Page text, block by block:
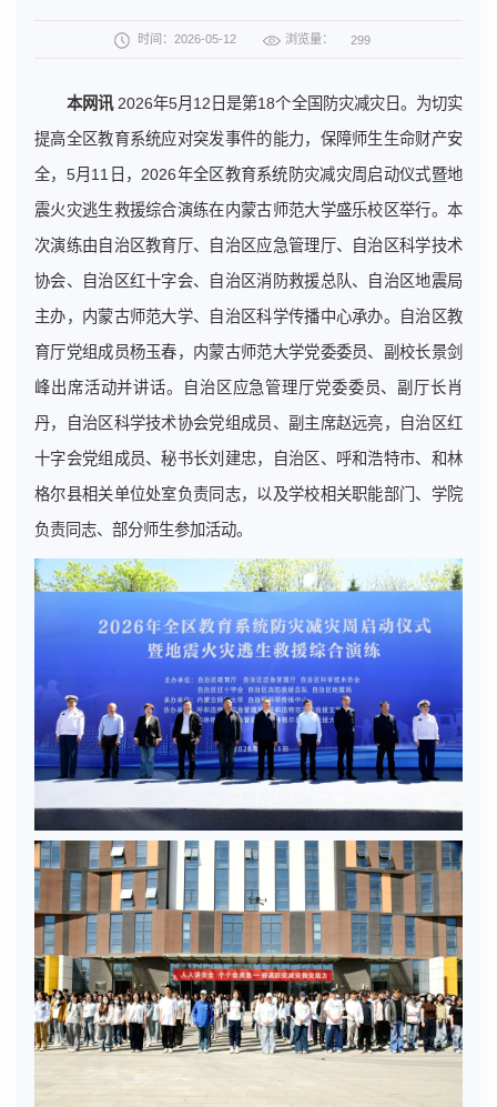
时间：2026-05-12 浏览量： 299
本网讯2026年5月12日是第18个全国防灾减灾日。为切实
提高全区教育系统应对突发事件的能力，保障师生生命财产安
全，5月11日，2026年全区教育系统防灾减灾周启动仪式暨地
震火灾逃生救援综合演练在内蒙古师范大学盛乐校区举行。本
次演练由自治区教育厅、自治区应急管理厅、自治区科学技术
协会、自治区红十字会、自治区消防救援总队、自治区地震局
主办，内蒙古师范大学、自治区科学传播中心承办。自治区教
育厅党组成员杨玉春，内蒙古师范大学党委委员、副校长景剑
峰出席活动并讲话。自治区应急管理厅党委委员、副厅长肖
丹，自治区科学技术协会党组成员、副主席赵远亮，自治区红
十字会党组成员、秘书长刘建忠，自治区、呼和浩特市、和林
格尔县相关单位处室负责同志，以及学校相关职能部门、学院
负责同志、部分师生参加活动。